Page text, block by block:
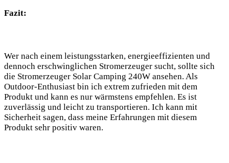
Fazit:
Wer ​nach einem leistungsstarken, energieeffizienten und
dennoch erschwinglichen ‌Stromerzeuger⁤ sucht, sollte sich
die Stromerzeuger Solar Camping 240W ansehen.⁣ Als
Outdoor-Enthusiast ​bin ich extrem zufrieden‌ mit dem
Produkt und kann es nur wärmstens empfehlen. Es ist
zuverlässig und leicht zu ⁢transportieren. Ich ‍kann mit
Sicherheit sagen, dass meine ⁣Erfahrungen⁤ mit‍ diesem
Produkt‌ sehr​ positiv ‍waren.